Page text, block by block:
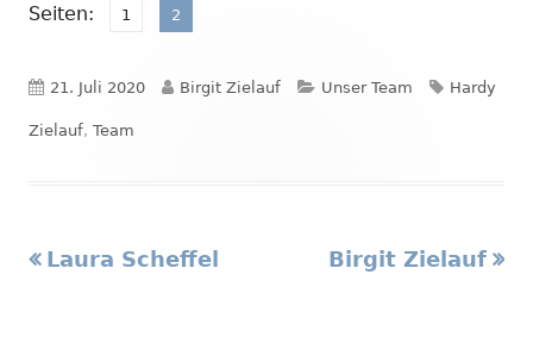
Seiten: Seite
1 ,
Seite
2
Veröffentlicht
am
21. Juli 2020 Autor
Birgit Zielauf Kategorien
Unser Team Hardy
Zielauf, Team
Beitragsnavigation
Vorheriger
Laura Scheffel
Nächster
Birgit Zielauf